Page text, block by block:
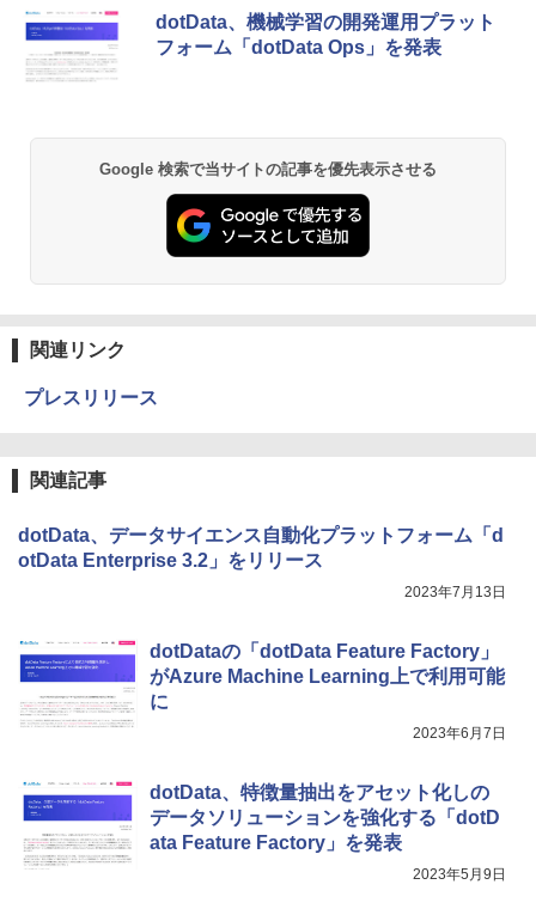
dotData、機械学習の開発運用プラット
フォーム「dotData Ops」を発表
Google 検索で当サイトの記事を優先表示させる
関連リンク
プレスリリース
関連記事
dotData、データサイエンス自動化プラットフォーム「d
otData Enterprise 3.2」をリリース
2023年7月13日
dotDataの「dotData Feature Factory」
がAzure Machine Learning上で利用可能
に
2023年6月7日
dotData、特徴量抽出をアセット化しの
データソリューションを強化する「dotD
ata Feature Factory」を発表
2023年5月9日